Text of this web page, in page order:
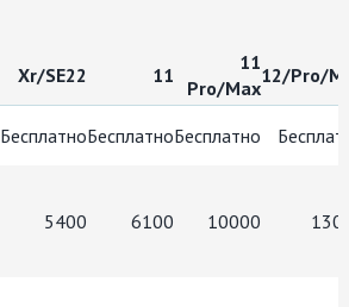
Xr/SE22 11
11
Pro/Max
12/Pro/
БесплатноБесплатноБесплатно
5400 6100 10000